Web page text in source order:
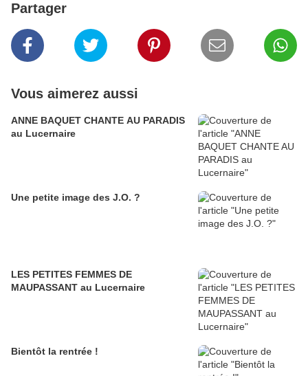
Partager
Vous aimerez aussi
ANNE BAQUET CHANTE AU PARADIS
au Lucernaire
Une petite image des J.O. ?
LES PETITES FEMMES DE
MAUPASSANT au Lucernaire
Bientôt la rentrée !